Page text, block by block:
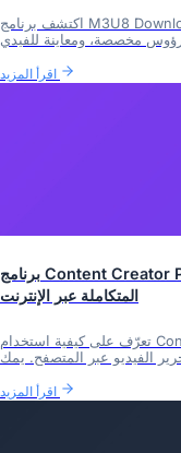
اكتشف برنامج M3U8 Downloader 2.0 الجديد المزود بخادم وكيل CORS مدمج،
برنامج Content Creator Pro: مجموعة أدوات تحرير الفيديو المجانية
المتكاملة عبر الإنترنت
تعرّف على كيفية استخدام Content Creator Pro، وهي مجموعة برامج مجانية